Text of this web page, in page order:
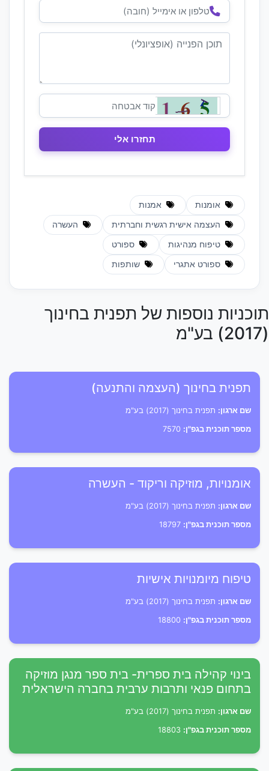
אומנות אמנות
העצמה אישית רגשית וחברתית העשרה
טיפוח מנהיגות ספורט
ספורט אתגרי שותפות
תוכניות נוספות של תפנית בחינוך
(2017) בע"מ
תפנית בחינוך (העצמה והתנעה)
שם ארגון: תפנית בחינוך (2017) בע"מ
מספר תוכנית בגפ"ן:
אומנויות, מוזיקה וריקוד - העשרה
שם ארגון: תפנית בחינוך (2017) בע"מ
מספר תוכנית בגפ"ן:
טיפוח מיומנויות אישיות
שם ארגון: תפנית בחינוך (2017) בע"מ
מספר תוכנית בגפ"ן:
בינוי קהילה בית ספרית- בית ספר מנגן מוזיקה
בתחום פנאי ותרבות ערבית בחברה הישראלית
שם ארגון: תפנית בחינוך (2017) בע"מ
מספר תוכנית בגפ"ן: